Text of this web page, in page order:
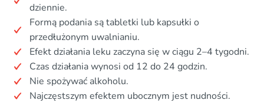
dziennie.
Formą podania są tabletki lub kapsułki o
przedłużonym uwalnianiu.
Efekt działania leku zaczyna się w ciągu 2–4 tygodni.
Czas działania wynosi od 12 do 24 godzin.
Nie spożywać alkoholu.
Najczęstszym efektem ubocznym jest nudności.